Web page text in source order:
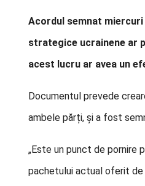
Acordul semnat
strategice ucrainene ar
acest lucru ar avea un
Documentul prevede
ambele părți, și a fost
„Este un punct de pornire
pachetului actual oferit de